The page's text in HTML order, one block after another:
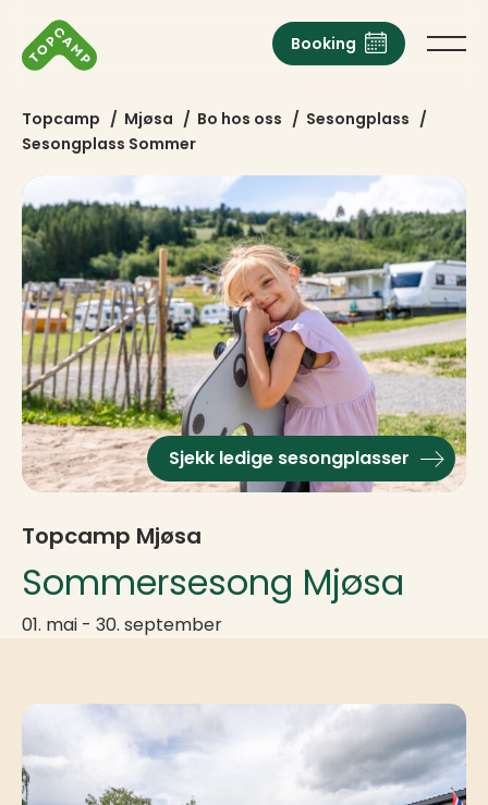
Booking
Topcamp / Mjøsa / Bo hos oss / Sesongplass /
Sesongplass Sommer
Topcamp Mjøsa
Sommersesong Mjøsa
01. mai - 30. september
Sjekk ledige sesongplasser